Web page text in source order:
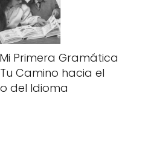
Primera Gramática
Camino hacia el
del Idioma